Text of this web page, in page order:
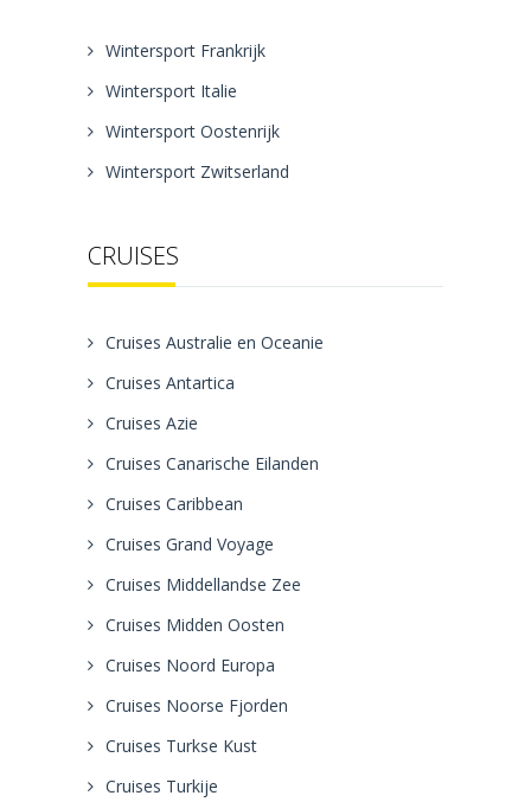
Wintersport Frankrijk
Wintersport Italie
Wintersport Oostenrijk
Wintersport Zwitserland
CRUISES
Cruises Australie en Oceanie
Cruises Antartica
Cruises Azie
Cruises Canarische Eilanden
Cruises Caribbean
Cruises Grand Voyage
Cruises Middellandse Zee
Cruises Midden Oosten
Cruises Noord Europa
Cruises Noorse Fjorden
Cruises Turkse Kust
Cruises Turkije